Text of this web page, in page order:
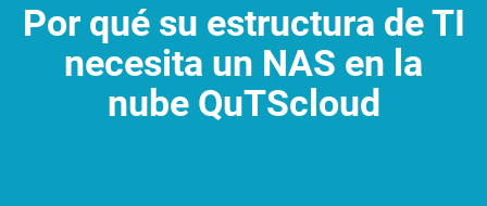
Por qué su estructura de TI
necesita un NAS en la
nube QuTScloud